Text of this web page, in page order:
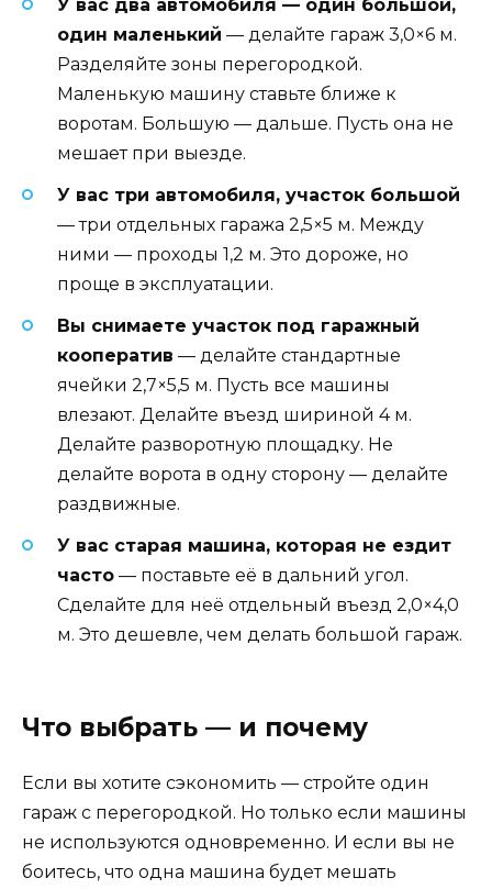
У вас два автомобиля — один большой,
один маленький — делайте гараж 3,0×6 м.
Разделяйте зоны перегородкой.
Маленькую машину ставьте ближе к
воротам. Большую — дальше. Пусть она не
мешает при выезде.
У вас три автомобиля, участок большой
— три отдельных гаража 2,5×5 м. Между
ними — проходы 1,2 м. Это дороже, но
проще в эксплуатации.
Вы снимаете участок под гаражный
кооператив — делайте стандартные
ячейки 2,7×5,5 м. Пусть все машины
влезают. Делайте въезд шириной 4 м.
Делайте разворотную площадку. Не
делайте ворота в одну сторону — делайте
раздвижные.
У вас старая машина, которая не ездит
часто — поставьте её в дальний угол.
Сделайте для неё отдельный въезд 2,0×4,0
м. Это дешевле, чем делать большой гараж.
Что выбрать — и почему
Если вы хотите сэкономить — стройте один
гараж с перегородкой. Но только если машины
не используются одновременно. И если вы не
боитесь, что одна машина будет мешать